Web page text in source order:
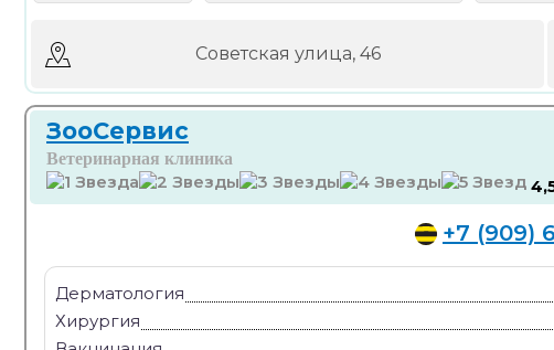
Советская улица, 46
ЗооСервис
Ветеринарная клиника
+7 (909)
Дерматология
Хирургия